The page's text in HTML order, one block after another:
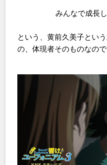
みんなで成長
という、黄前久美子とい
の、体現者そのものなので